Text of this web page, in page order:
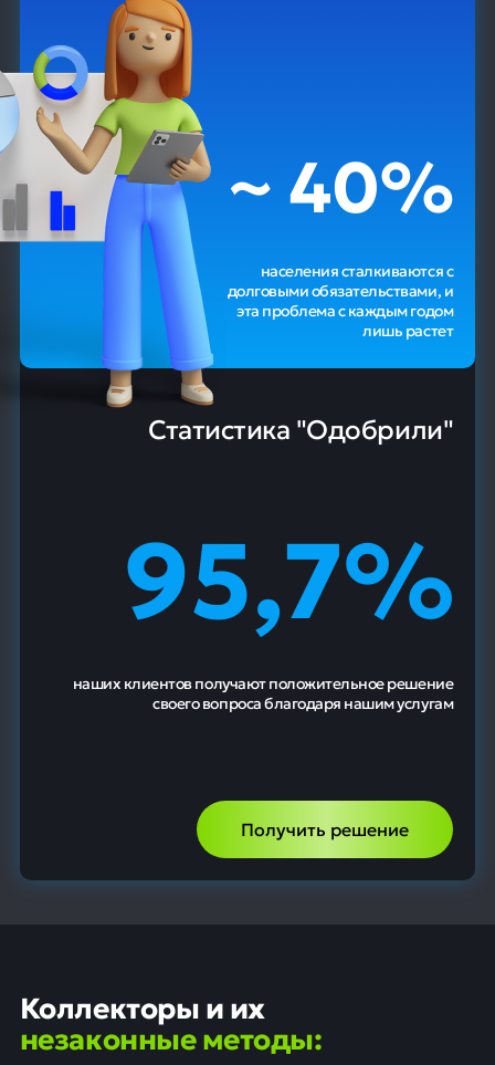
~ 40%
населения сталкиваются с
долговыми обязательствами, и
эта проблема с каждым годом
лишь растет
Статистика "Одобрили"
95,7%
наших клиентов получают положительное решение
своего вопроса благодаря нашим услугам
Получить решение
Коллекторы и их
незаконные методы: